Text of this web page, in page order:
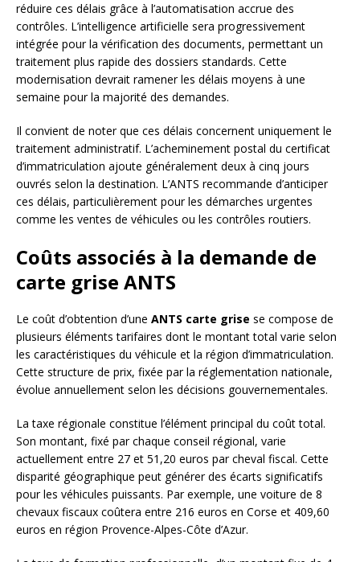
réduire ces délais grâce à l’automatisation accrue des
contrôles. L’intelligence artificielle sera progressivement
intégrée pour la vérification des documents, permettant un
traitement plus rapide des dossiers standards. Cette
modernisation devrait ramener les délais moyens à une
semaine pour la majorité des demandes.
Il convient de noter que ces délais concernent uniquement le
traitement administratif. L’acheminement postal du certificat
d’immatriculation ajoute généralement deux à cinq jours
ouvrés selon la destination. L’ANTS recommande d’anticiper
ces délais, particulièrement pour les démarches urgentes
comme les ventes de véhicules ou les contrôles routiers.
Coûts associés à la demande de
carte grise ANTS
Le coût d’obtention d’une ANTS carte grise se compose de
plusieurs éléments tarifaires dont le montant total varie selon
les caractéristiques du véhicule et la région d’immatriculation.
Cette structure de prix, fixée par la réglementation nationale,
évolue annuellement selon les décisions gouvernementales.
La taxe régionale constitue l’élément principal du coût total.
Son montant, fixé par chaque conseil régional, varie
actuellement entre 27 et 51,20 euros par cheval fiscal. Cette
disparité géographique peut générer des écarts significatifs
pour les véhicules puissants. Par exemple, une voiture de 8
chevaux fiscaux coûtera entre 216 euros en Corse et 409,60
euros en région Provence-Alpes-Côte d’Azur.